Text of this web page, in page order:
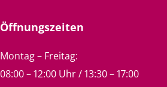
Öffnungszeiten
Montag – Freitag:
08:00 – 12:00 Uhr / 13:30 – 17:00